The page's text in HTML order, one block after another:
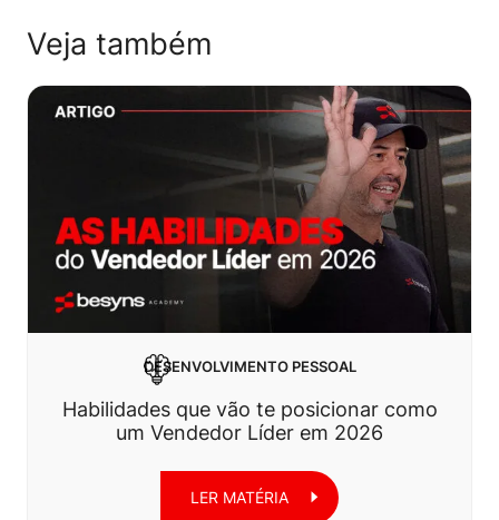
Veja também
DESENVOLVIMENTO PESSOAL
Habilidades que vão te posicionar como
um Vendedor Líder em 2026
LER MATÉRIA